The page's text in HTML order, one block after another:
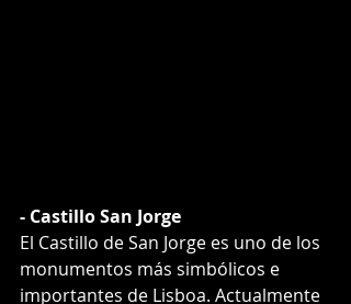
- Castillo San Jorge
El Castillo de San Jorge es uno de los
monumentos más simbólicos e
importantes de Lisboa. Actualmente